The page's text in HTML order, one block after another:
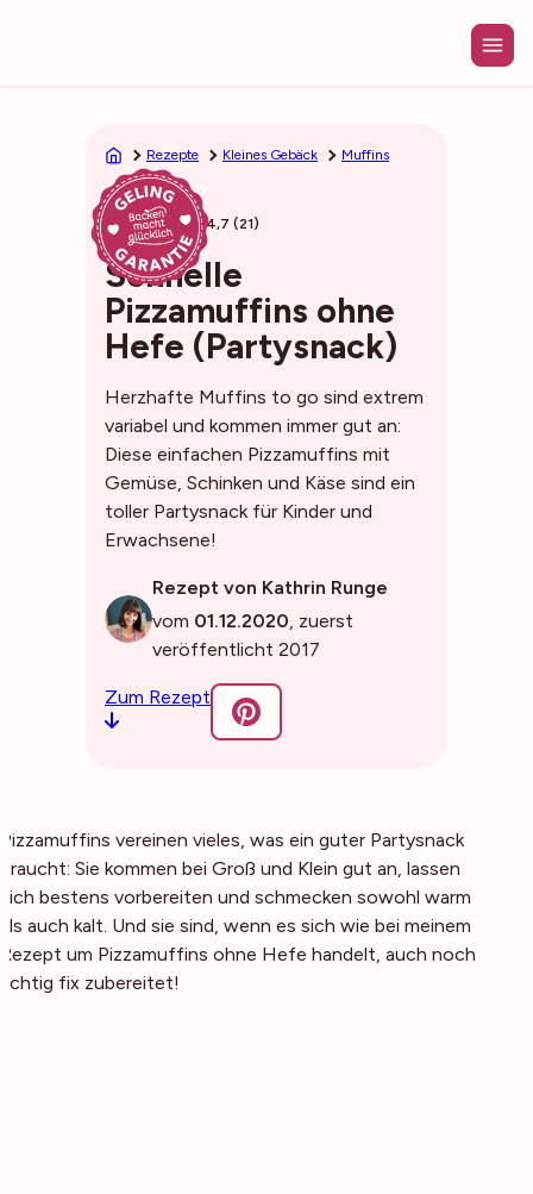
Rezepte Kleines Gebäck Muffins
30min 4,7 (21)
Schnelle
Pizzamuffins ohne
Hefe (Partysnack)
Herzhafte Muffins to go sind extrem
variabel und kommen immer gut an:
Diese einfachen Pizzamuffins mit
Gemüse, Schinken und Käse sind ein
toller Partysnack für Kinder und
Erwachsene!
Rezept von Kathrin Runge
vom 01.12.2020, zuerst
veröffentlicht 2017
Zum Rezept
Pizzamuffins vereinen vieles, was ein guter Partysnack
braucht: Sie kommen bei Groß und Klein gut an, lassen
sich bestens vorbereiten und schmecken sowohl warm
als auch kalt. Und sie sind, wenn es sich wie bei meinem
Rezept um Pizzamuffins ohne Hefe handelt, auch noch
richtig fix zubereitet!